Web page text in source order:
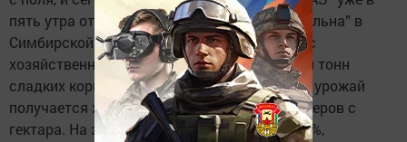
пять утра отгрузили на сахарный завод “Цильна” в
Симбирской области. За прошедшие сутки с
хозяйственных плантаций ушли две тысячи тонн
сладких корней. По словам руководителя, и урожай
получается хороший. Рассчитали 450 центнеров с
гектара. На загрязнение завод поставил 6,1%,